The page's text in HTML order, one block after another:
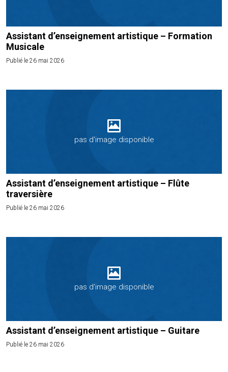
Assistant d’enseignement artistique – Formation
Musicale
Publié le 26 mai 2026
pas d'image disponible
Assistant d’enseignement artistique – Flûte
traversière
Publié le 26 mai 2026
pas d'image disponible
Assistant d’enseignement artistique – Guitare
Publié le 26 mai 2026